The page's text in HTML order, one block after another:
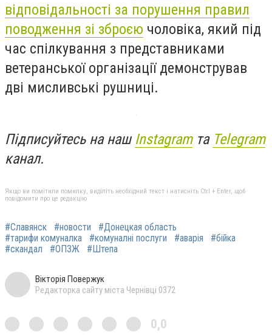
відповідальності за порушення правил
поводження зі зброєю чоловіка, який під
час спілкування з представниками
ветеранської організації демонстрував
дві мисливські рушниці.
Підписуйтесь на наш Instagramта Telegram
канал.
Якщо ви помітили помилку, виділіть необхідний текст і натисніть Ctrl + Enter, щоб
повідомити про це редакцію
#Славянск #новости
#Донецкая область
#тарифи комуналка
#комуналні послуги #аварія
#бійка
#скандал
#ОПЗЖ #Штепа
Вікторія Повержук
Редакторка сайту міста Чернівці 0372
0,0